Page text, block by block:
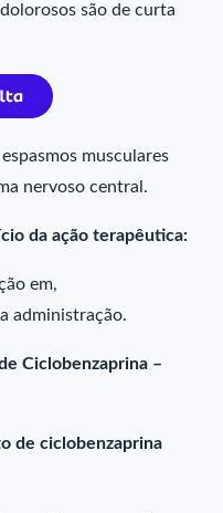
são de curta
musculares
nervoso central.
da ação terapêutica:
em,
administração.
Ciclobenzaprina –
de ciclobenzaprina